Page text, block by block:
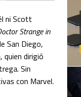
ni Scott
Strange in
San Diego,
quien dirigió
Sin
con Marvel.